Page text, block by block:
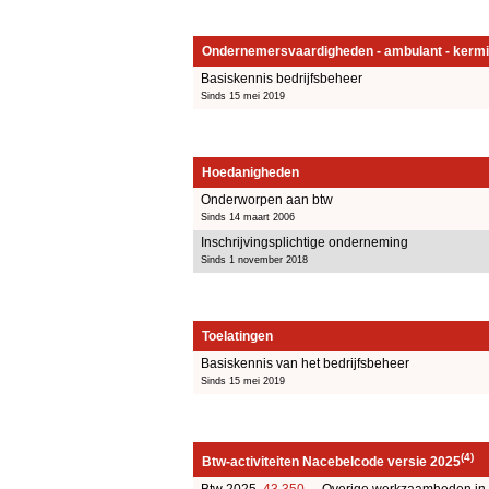
Ondernemersvaardigheden - ambulant -
Basiskennis bedrijfsbeheer
Sinds 15 mei 2019
Hoedanigheden
Onderworpen aan btw
Sinds 14 maart 2006
Inschrijvingsplichtige onderneming
Sinds 1 november 2018
Toelatingen
Basiskennis van het bedrijfsbeheer
Sinds 15 mei 2019
Btw-activiteiten Nacebelcode versie 2025(4)